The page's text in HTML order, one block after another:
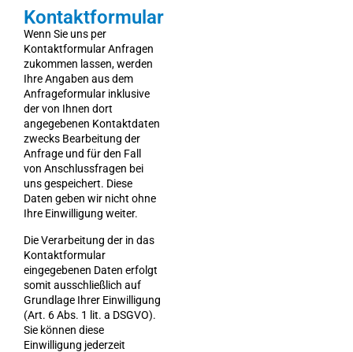
Kontaktformular
Wenn Sie uns per
Kontaktformular Anfragen
zukommen lassen, werden
Ihre Angaben aus dem
Anfrageformular inklusive
der von Ihnen dort
angegebenen Kontaktdaten
zwecks Bearbeitung der
Anfrage und für den Fall
von Anschlussfragen bei
uns gespeichert. Diese
Daten geben wir nicht ohne
Ihre Einwilligung weiter.
Die Verarbeitung der in das
Kontaktformular
eingegebenen Daten erfolgt
somit ausschließlich auf
Grundlage Ihrer Einwilligung
(Art. 6 Abs. 1 lit. a DSGVO).
Sie können diese
Einwilligung jederzeit